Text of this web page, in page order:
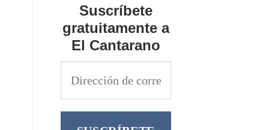
Suscríbete
gratuitamente a
El Cantarano